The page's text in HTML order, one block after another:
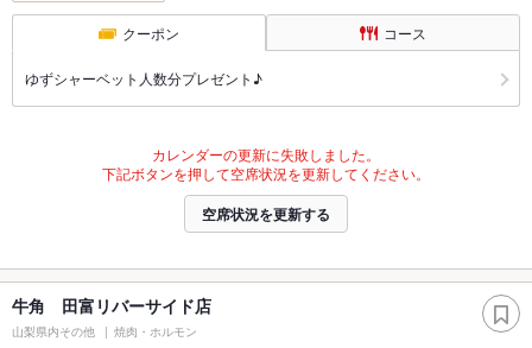
クーポン コース
ゆずシャーベット人数分プレゼント♪
カレンダーの更新に失敗しました。
下記ボタンを押して空席状況を更新してください。
空席状況を更新する
牛角 田富リバーサイド店
山梨県内その他 焼肉・ホルモン